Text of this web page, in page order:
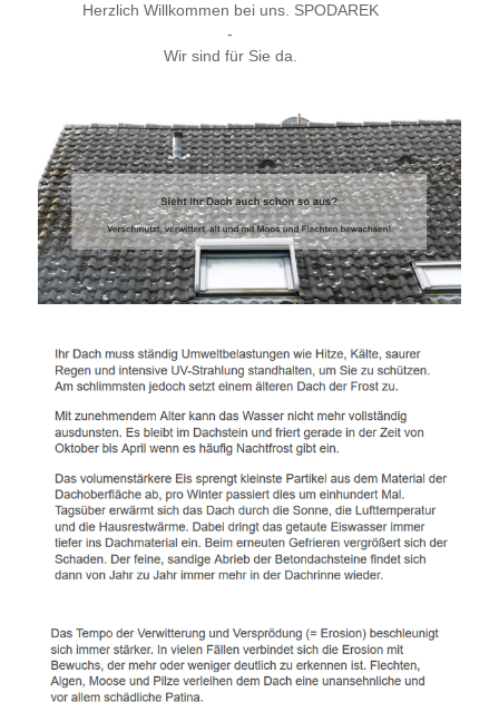
Herzlich Willkommen bei uns. SPODAREK
-
Wir sind für Sie da.